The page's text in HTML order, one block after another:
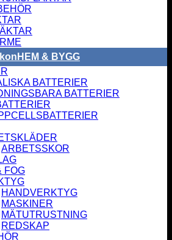
HEM & BYGG
BATTERIER
BATTERIER
ARBETSSKOR
FOG
HANDVERKTYG
MASKINER
MÄTUTRUSTNING
REDSKAP